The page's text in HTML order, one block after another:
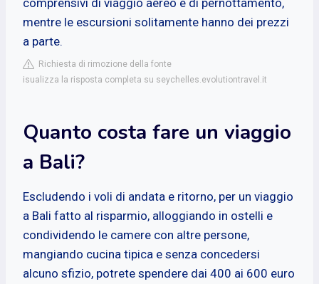
mentre le escursioni solitamente hanno dei prezzi
a parte.
Richiesta di rimozione della fonte
isualizza la risposta completa su seychelles.evolutiontravel.it
Quanto costa fare un viaggio
a Bali?
Escludendo i voli di andata e ritorno, per un viaggio
a Bali fatto al risparmio, alloggiando in ostelli e
condividendo le camere con altre persone,
mangiando cucina tipica e senza concedersi
alcuno sfizio, potrete spendere dai 400 ai 600 euro